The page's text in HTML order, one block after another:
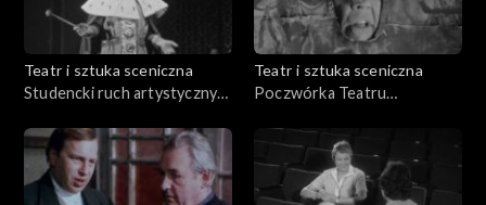
Teatr i sztuka sceniczna
Studencki ruch artystyczny
Teatr i sztuka sceniczna
Poczwórka Teatru